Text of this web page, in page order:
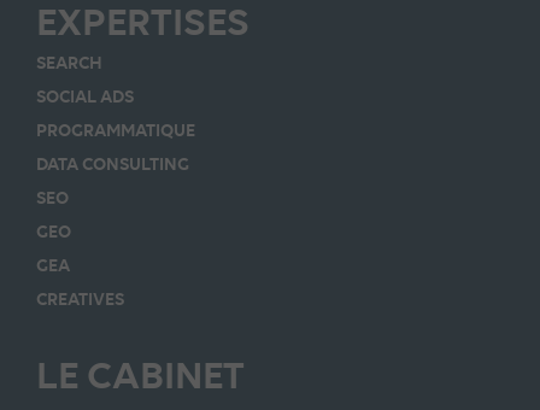
EXPERTISES
SEARCH
SOCIAL ADS
PROGRAMMATIQUE
DATA CONSULTING
SEO
GEO
GEA
CREATIVES
LE CABINET